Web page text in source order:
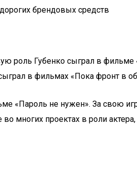
брендовых средств
роль Губенко сыграл в
в фильмах «Пока фронт в
«Пароль не нужен». За свою
многих проектах в роли